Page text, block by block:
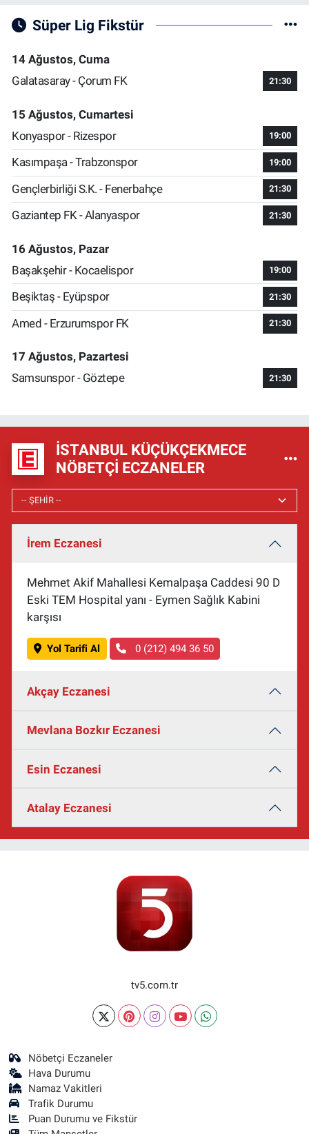
Süper Lig Fikstür
14 Ağustos, Cuma
Galatasaray - Çorum FK
21:30
15 Ağustos, Cumartesi
Konyaspor - Rizespor
19:00
Kasımpaşa - Trabzonspor 19:00
Gençlerbirliği S.K. - Fenerbahçe 21:30
Gaziantep FK - Alanyaspor 21:30
16 Ağustos, Pazar
Başakşehir - Kocaelispor
19:00
Beşiktaş - Eyüpspor 21:30
Amed - Erzurumspor FK 21:30
17 Ağustos, Pazartesi
Samsunspor - Göztepe
21:30
İSTANBUL KÜÇÜKÇEKMECE
NÖBETÇI ECZANELER
İrem Eczanesi
Mehmet Akif Mahallesi Kemalpaşa Caddesi 90 D
Eski TEM Hospital yanı - Eymen Sağlık Kabini
karşısı
Yol Tarifi Al 0 (212) 494 36 50
Akçay Eczanesi
Mevlana Bozkır Eczanesi
Esin Eczanesi
Atalay Eczanesi
tv5.com.tr
Nöbetçi Eczaneler
Hava Durumu
Namaz Vakitleri
Trafik Durumu
Puan Durumu ve Fikstür